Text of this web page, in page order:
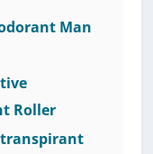
Man
Roller
transpirant